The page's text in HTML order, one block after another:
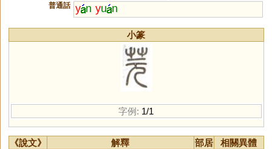
普通話 y n yu n
小篆
字例: 1/1
《說文》 解釋 部居
相關異體